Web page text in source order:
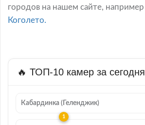
городов на нашем сайте, например
Коголето.
🔥 ТОП-10 камер за сегодня
Кабардинка (Геленджик)